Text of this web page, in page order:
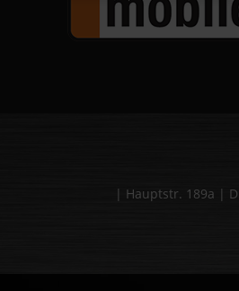
| Hauptstr. 189a |